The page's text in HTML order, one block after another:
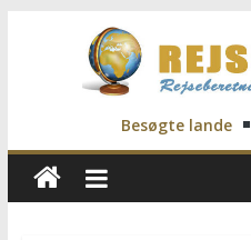
Rejs
Med
Besøgte lande